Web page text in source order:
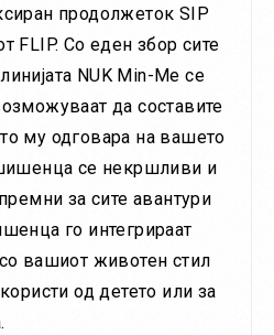
продолжеток SIP
FLIP. Со еден збор сите
NUK Min-Me се
да составите
му одговара на вашето
се некршливи и
за сите авантури
го интегрираат
вашиот животен стил
од детето или за